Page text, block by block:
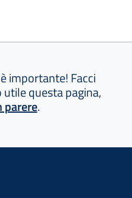
importante! Facci
questa pagina,
parere.